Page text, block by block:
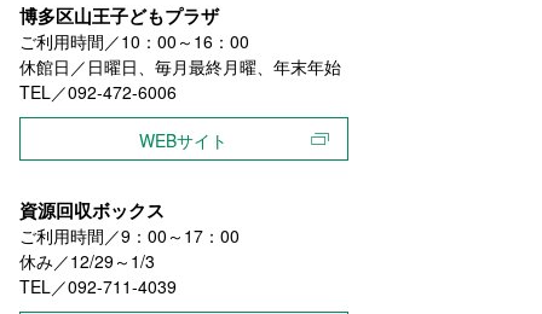
博多区山王子どもプラザ
ご利用時間／10：00～16：00
休館日／日曜日、毎月最終月曜、年末年始
TEL／092-472-6006
WEBサイト
資源回収ボックス
ご利用時間／9：00～17：00
休み／12/29～1/3
TEL／092-711-4039